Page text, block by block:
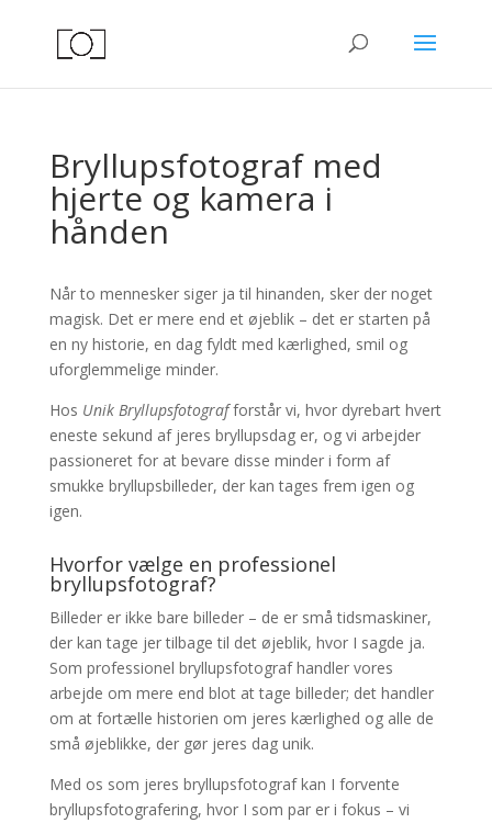
Bryllupsfotograf med
hjerte og kamera i
hånden
Når to mennesker siger ja til hinanden, sker der noget
magisk. Det er mere end et øjeblik – det er starten på
en ny historie, en dag fyldt med kærlighed, smil og
uforglemmelige minder.
Hos Unik Bryllupsfotografforstår vi, hvor dyrebart hvert
eneste sekund af jeres bryllupsdag er, og vi arbejder
passioneret for at bevare disse minder i form af
smukke bryllupsbilleder, der kan tages frem igen og
igen.
Hvorfor vælge en professionel
bryllupsfotograf?
Billeder er ikke bare billeder – de er små tidsmaskiner,
der kan tage jer tilbage til det øjeblik, hvor I sagde ja.
Som professionel bryllupsfotograf handler vores
arbejde om mere end blot at tage billeder; det handler
om at fortælle historien om jeres kærlighed og alle de
små øjeblikke, der gør jeres dag unik.
Med os som jeres bryllupsfotograf kan I forvente
bryllupsfotografering, hvor I som par er i fokus – vi